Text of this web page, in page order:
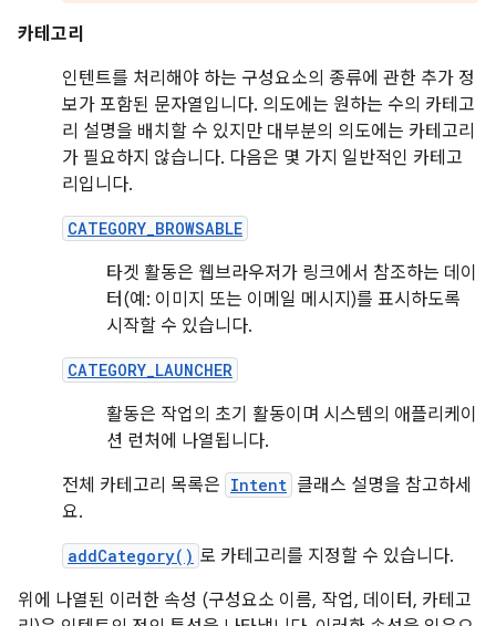
카테고리
인텐트를 처리해야 하는 구성요소의 종류에 관한 추가 정
보가 포함된 문자열입니다. 의도에는 원하는 수의 카테고
리 설명을 배치할 수 있지만 대부분의 의도에는 카테고리
가 필요하지 않습니다. 다음은 몇 가지 일반적인 카테고
리입니다.
CATEGORY_BROWSABLE
타겟 활동은 웹브라우저가 링크에서 참조하는 데이
터(예: 이미지 또는 이메일 메시지)를 표시하도록
시작할 수 있습니다.
CATEGORY_LAUNCHER
활동은 작업의 초기 활동이며 시스템의 애플리케이
션 런처에 나열됩니다.
전체 카테고리 목록은 Intent 클래스 설명을 참고하세
요.
addCategory() 로 카테고리를 지정할 수 있습니다.
위에 나열된 이러한 속성 (구성요소 이름, 작업, 데이터, 카테고